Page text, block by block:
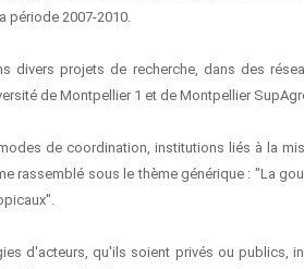
période 2007-2010.
divers projets de recherche, dans des
de Montpellier 1 et de Montpellier
de coordination, institutions liés à la
rassemblé sous le thème générique : "La
d'acteurs, qu'ils soient privés ou publics,